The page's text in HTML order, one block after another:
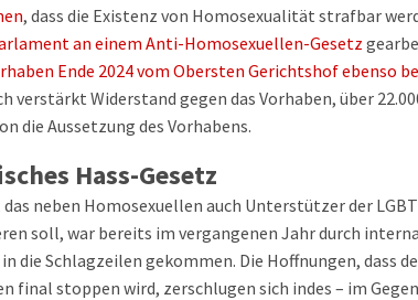
, dass die Existenz von Homosexualität strafbar
an einem Anti-Homosexuellen-Gesetz
Ende 2024 vom Obersten Gerichtshof ebenso
verstärkt Widerstand gegen das Vorhaben, über
die Aussetzung des Vorhabens.
Hass-Gesetz
das neben Homosexuellen auch Unterstützer der
soll, war bereits im vergangenen Jahr durch
die Schlagzeilen gekommen. Die Hoffnungen, dass
final stoppen wird, zerschlugen sich indes – im